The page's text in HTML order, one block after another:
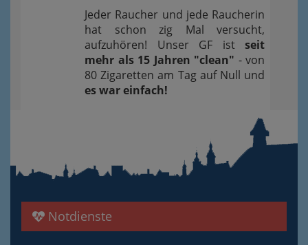
Jeder Raucher und jede Raucherin
hat schon zig Mal versucht,
aufzuhören! Unser GF ist seit
mehr als 15 Jahren "clean" - von
80 Zigaretten am Tag auf Null und
es war einfach!
Notdienste